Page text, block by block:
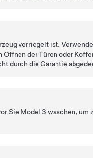
verriegelt ist.
der Türen oder
durch die Garantie
Sie Model 3 waschen, um